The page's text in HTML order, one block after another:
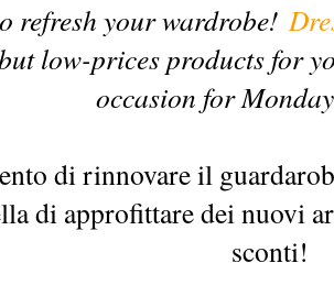
refresh your wardrobe!
low-prices products for
occasion for
di rinnovare il
di approfittare dei nuovi
sconti!